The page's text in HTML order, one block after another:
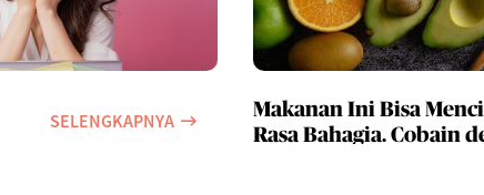
SELENGKAPNYA
Makanan Ini Bisa
Rasa Bahagia. Cobain